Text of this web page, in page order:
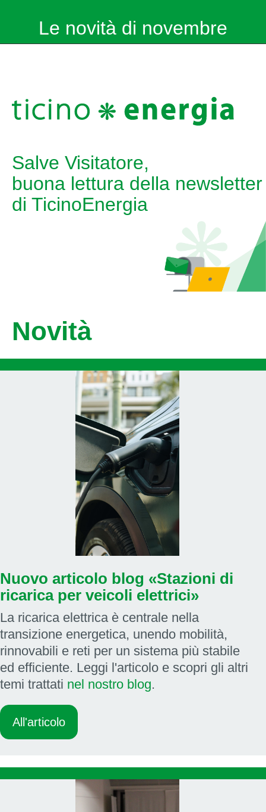
Le novità di novembre
Salve Visitatore,
buona lettura della newsletter
di TicinoEnergia
Novità
Nuovo articolo blog «Stazioni di
ricarica per veicoli elettrici»
La ricarica elettrica è centrale nella
transizione energetica, unendo mobilità,
rinnovabili e reti per un sistema più stabile
ed efficiente. Leggi l'articolo e scopri gli altri
temi trattati nel nostro blog.
All'articolo